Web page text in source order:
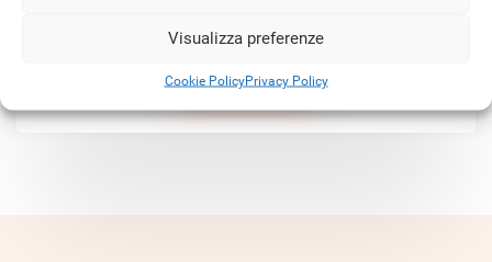
Visualizza preferenze
Cookie PolicyPrivacy Policy